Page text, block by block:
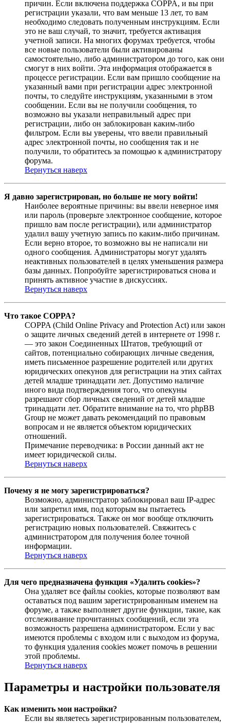
причин. Если включена поддержка COPPA, и вы при
регистрации указали, что вам меньше 13 лет, то вам
необходимо следовать полученным инструкциям. Если
это не ваш случай, то значит, требуется активация
учетной записи. На многих форумах требуется, чтобы
все новые пользователи были активированы
самостоятельно, либо администратором до того, как они
смогут в них войти. Эта информация отображается в
процессе регистрации. Если вам пришло сообщение на
указанный вами при регистрации адрес электронной
почты, то следуйте инструкциям, указанными в этом
сообщении. Если вы не получили сообщения, то
возможно вы указали неправильный адрес при
регистрации, либо он заблокирован каким-либо
фильтром. Если вы уверены, что ввели правильный
адрес электронной почты, но сообщения так и не
получили, то обратитесь за помощью к администратору
форума.
Вернуться наверх
Я давно зарегистрирован, но больше не могу войти!
Наиболее вероятные причины: вы ввели неверное имя
или пароль (проверьте электронное сообщение, которое
пришло вам после регистрации), или администратор
удалил вашу учетную запись по каким-либо причинам.
Если верно второе, то возможно вы не написали ни
одного сообщения. Администраторы могут удалять
неактивных пользователей в целях уменьшения размера
базы данных. Попробуйте зарегистрироваться снова и
принять активное участие в дискуссиях.
Вернуться наверх
Что такое COPPA?
COPPA (Child Online Privacy and Protection Act) или закон
о защите личных сведений детей в интернете от 1998 г.
— это закон Соединенных Штатов, требующий от
сайтов, потенциально собирающих личные сведения,
иметь письменное разрешение родителей или других
юридических опекунов для регистрации на этих сайтах
детей младше тринадцати лет. Допустимо наличие
иного вида подтверждения того, что опекуны
разрешают сбор личных сведений от детей младше
тринадцати лет. Обратите внимание на то, что phpBB
Group не может давать рекомендаций по правовым
вопросам и не является объектом юридических
отношений.
Примечание переводчика: в России данный акт не
имеет юридической силы.
Вернуться наверх
Почему я не могу зарегистрироваться?
Возможно, администратор заблокировал ваш IP-адрес
или запретил имя, под которым вы пытаетесь
зарегистрироваться. Также он мог вообще отключить
регистрацию новых пользователей. Свяжитесь с
администратором для получения более точной
информации.
Вернуться наверх
Для чего предназначена функция «Удалить cookies»?
Она удаляет все файлы cookies, которые позволяют вам
оставаться под вашим зарегистрированным именем на
форуме, а также выполняет другие функции, такие, как
отслеживание прочитанных сообщений, если эта
возможность разрешена администратором. Если у вас
имеются проблемы с входом или с выходом из форума,
то функция удаления cookies может помочь в решении
этой проблемы.
Вернуться наверх
Параметры и настройки пользователя
Как изменить мои настройки?
Если вы являетесь зарегистрированным пользователем,